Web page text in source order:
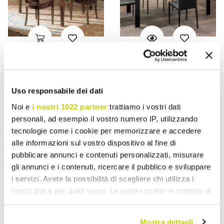
Uso responsabile dei dati
Noi e i nostri 1022 partner trattiamo i vostri dati
personali, ad esempio il vostro numero IP, utilizzando
tecnologie come i cookie per memorizzare e accedere
alle informazioni sul vostro dispositivo al fine di
pubblicare annunci e contenuti personalizzati, misurare
gli annunci e i contenuti, ricercare il pubblico e sviluppare
i servizi. Avete la possibilità di scegliere chi utilizza i
vostri dati e per quali scopi. Le vostre scelte in materia di
Mostra dettagli
træstole lavet i Italien -
Angelite
kr 44.266,70 kr 55.333,39
- 20%
VIADURINI LIVING
metalunderlag - Spilla
kr 10.315,84 kr 12.894,82
- 20%